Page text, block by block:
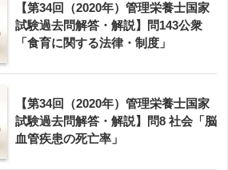
【第34回（2020年）管理栄養士国家
試験過去問解答・解説】問143公衆
「食育に関する法律・制度」
【第34回（2020年）管理栄養士国家
試験過去問解答・解説】問8 社会「脳
血管疾患の死亡率」